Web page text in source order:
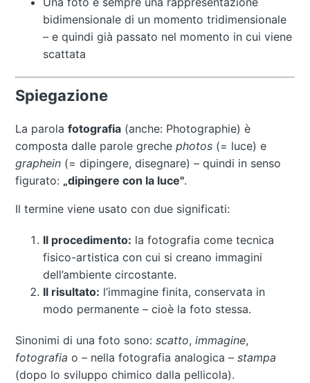
bidimensionale di un momento tridimensionale
– e quindi già passato nel momento in cui viene
scattata
Spiegazione
La parolafotografia (anche: Photographie) è
composta dalle parole grechephotos (= luce) e
graphein (= dipingere, disegnare) – quindi in senso
figurato: „dipingere con la luce".
Il termine viene usato con due significati:
Il procedimento: la fotografia come tecnica
fisico-artistica con cui si creano immagini
dell’ambiente circostante.
Il risultato: l’immagine finita, conservata in
modo permanente – cioè la foto stessa.
Sinonimi di una foto sono:scatto,immagine,
fotografia o – nella fotografia analogica –stampa
(dopo lo sviluppo chimico dalla pellicola).